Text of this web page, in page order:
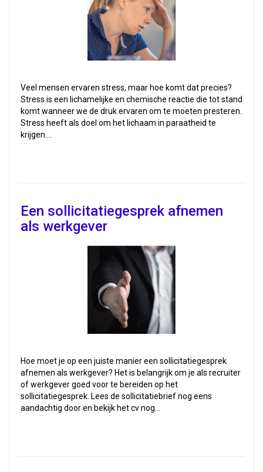
Veel mensen ervaren stress, maar hoe komt dat precies?
Stress is een lichamelijke en chemische reactie die tot stand
komt wanneer we de druk ervaren om te moeten presteren.
Stress heeft als doel om het lichaam in paraatheid te
krijgen.…
Een sollicitatiegesprek afnemen
als werkgever
Hoe moet je op een juiste manier een sollicitatiegesprek
afnemen als werkgever? Het is belangrijk om je als recruiter
of werkgever goed voor te bereiden op het
sollicitatiegesprek. Lees de sollicitatiebrief nog eens
aandachtig door en bekijk het cv nog…